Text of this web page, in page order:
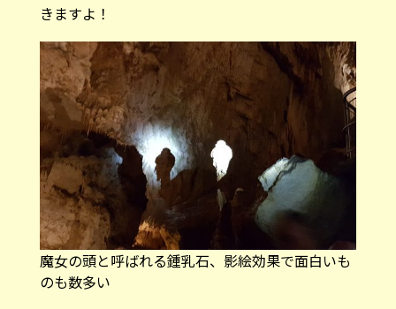
きますよ！
魔女の頭と呼ばれる鍾乳石、影絵効果で面白いも
のも数多い